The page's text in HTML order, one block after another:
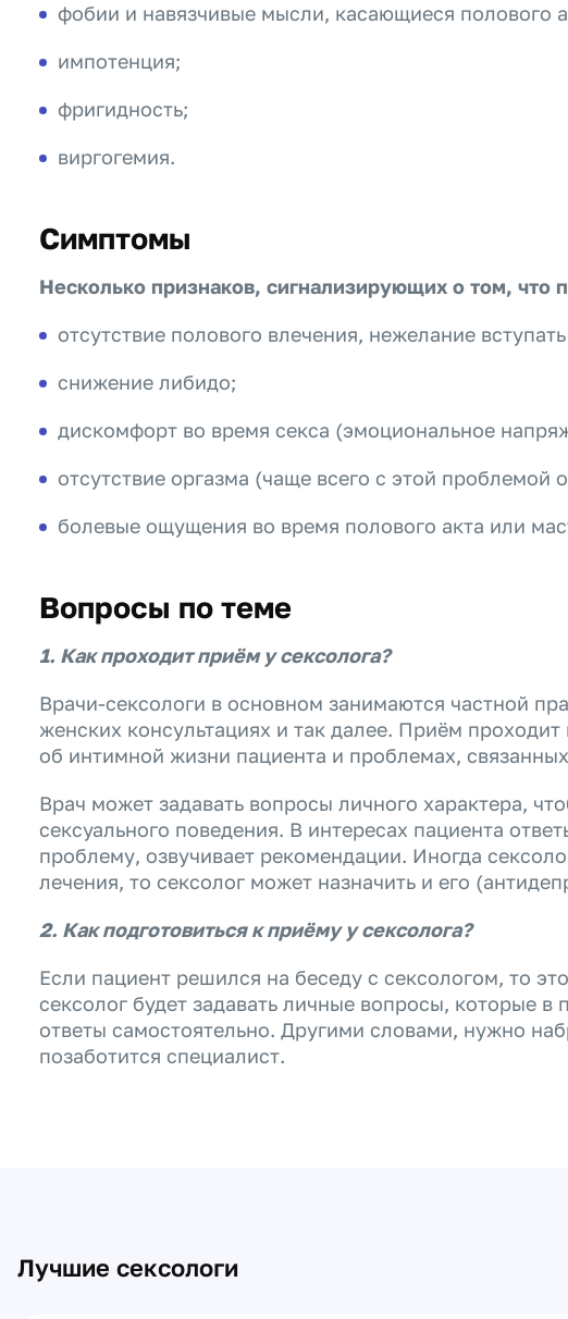
фобии и навязчивые мысли, касающиеся полового
импотенция;
фригидность;
виргогемия.
Симптомы
Несколько признаков, сигнализирующих о том, что
отсутствие полового влечения, нежелание
снижение либидо;
дискомфорт во время секса (эмоциональное
отсутствие оргазма (чаще всего с этой
болевые ощущения во время полового акта или
Вопросы по теме
1. Как проходит приём у сексолога?
Врачи-сексологи в основном занимаются частной
женских консультациях и так далее. Приём
об интимной жизни пациента и проблемах,
Врач может задавать вопросы личного характера,
сексуального поведения. В интересах пациента
проблему, озвучивает рекомендации. Иногда
лечения, то сексолог может назначить и его
2. Как подготовиться к приёму у сексолога?
Если пациент решился на беседу с сексологом, то
сексолог будет задавать личные вопросы, которые
ответы самостоятельно. Другими словами, нужно
позаботится специалист.
Лучшие сексологи